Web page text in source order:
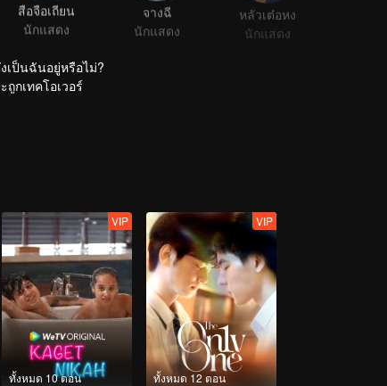
สือจือเถียน
นักแสดง
จางฉี
นักแสดง
หลัวเต๋อหง
นักแสดง
าก็5 ปีแล้ว คนที่โชคดีคนนั้นยังเป็นฉันอยู่หรือไม่?
กเทคโอเวอร์
าก็ตาม แต่พวกเขาก็ยังกังวลอยู่ดี ยิ่งได้ยินมาว่าคนที่ทางฝ่ายนั้นส่งมาให้
ซื่อเต๋อจะดำเนินต่อไปอย่างไร โปรดติดตาม
ทั้งหมด 10 ตอน
VIP
ทั้งหมด 12 ตอน
VIP